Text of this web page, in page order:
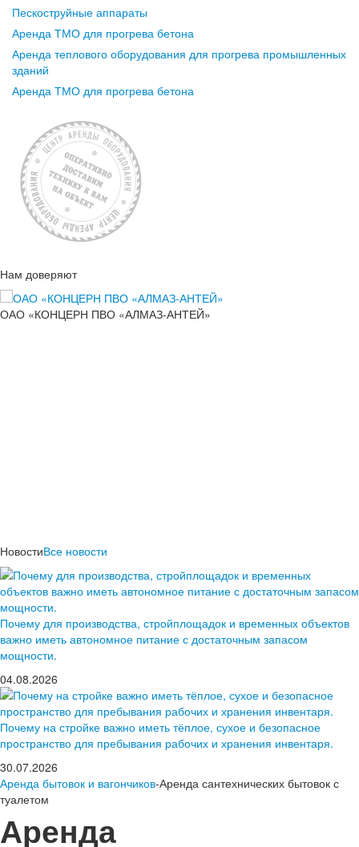
Пескоструйные аппараты
Аренда ТМО для прогрева бетона
Аренда теплового оборудования для прогрева промышленных
зданий
Аренда ТМО для прогрева бетона
Нам доверяют
ОАО «КОНЦЕРН ПВО «АЛМАЗ-АНТЕЙ»
НовостиВсе новости
Почему для производства, стройплощадок и временных объектов
важно иметь автономное питание с достаточным запасом
мощности.
04.08.2026
Почему на стройке важно иметь тёплое, сухое и безопасное
пространство для пребывания рабочих и хранения инвентаря.
30.07.2026
Аренда бытовок и вагончиков-Аренда сантехнических бытовок с
туалетом
Аренда